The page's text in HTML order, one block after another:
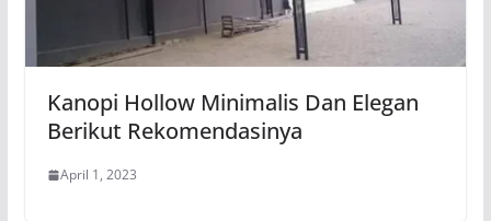
Kanopi Hollow Minimalis Dan Elegan
Berikut Rekomendasinya
April 1, 2023